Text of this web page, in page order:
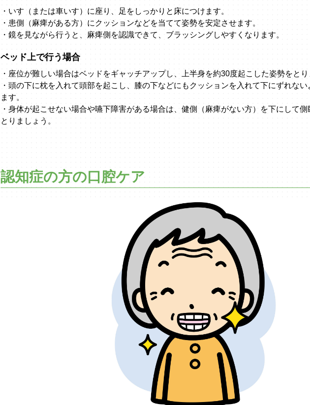
・いす（または車いす）に座り、足をしっかりと床につけます。
・患側（麻痺がある方）にクッションなどを当てて姿勢を安定させます。
・鏡を見ながら行うと、麻痺側を認識できて、ブラッシングしやすくなります。
ベッド上で行う場合
・座位が難しい場合はベッドをギャッチアップし、上半身を約30度起こした姿勢をとり
・頭の下に枕を入れて頭部を起こし、膝の下などにもクッションを入れて下にずれな
ます。
・身体が起こせない場合や嚥下障害がある場合は、健側（麻痺がない方）を下にして
とりましょう。
認知症の方の口腔ケア